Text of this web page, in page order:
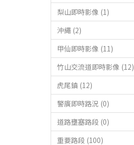
梨山即時影像 (1)
沖繩 (2)
甲仙即時影像 (11)
竹山交流道即時影像 (12)
虎尾鎮 (12)
警廣即時路況 (0)
道路壅塞路段 (0)
重要路段 (100)